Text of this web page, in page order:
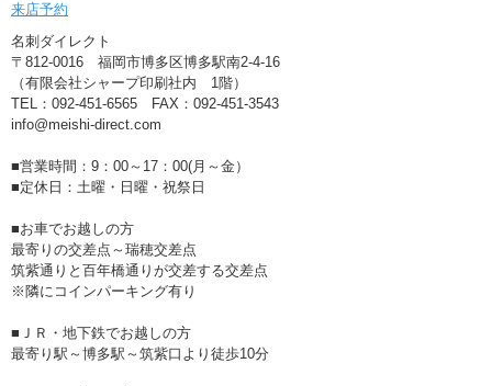
来店予約
名刺ダイレクト
〒812-0016 福岡市博多区博多駅南2-4-16
（有限会社シャープ印刷社内 1階）
TEL：092-451-6565 FAX：092-451-3543
info@meishi-direct.com
■営業時間：9：00～17：00(月～金）
■定休日：土曜・日曜・祝祭日
■お車でお越しの方
最寄りの交差点～瑞穂交差点
筑紫通りと百年橋通りが交差する交差点
※隣にコインパーキング有り
■ＪＲ・地下鉄でお越しの方
最寄り駅～博多駅～筑紫口より徒歩10分